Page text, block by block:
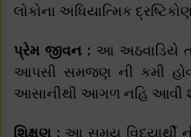
લોકોના અધિયાત્મિક
પ્રેમ જીવન : આ અઠવાડિયે
આપસી સમજણ ની કમી
આસાનીથી આગળ નહિ આવી
શિક્ષણ : આ સમય વિદ્યાર્થી